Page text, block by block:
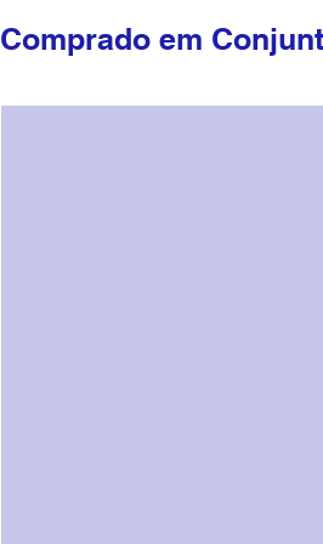
Comprado em